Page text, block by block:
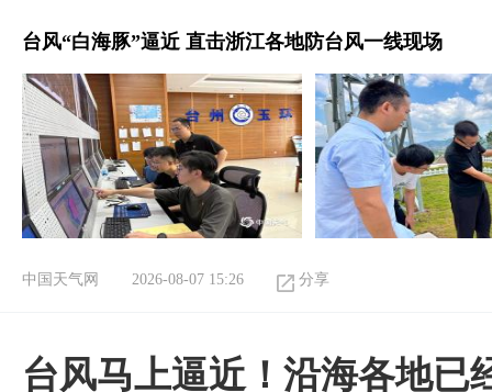
台风“白海豚”逼近 直击浙江各地防台风一线现场
中国天气网 2026-08-07 15:26 分享
台风马上逼近！沿海各地已